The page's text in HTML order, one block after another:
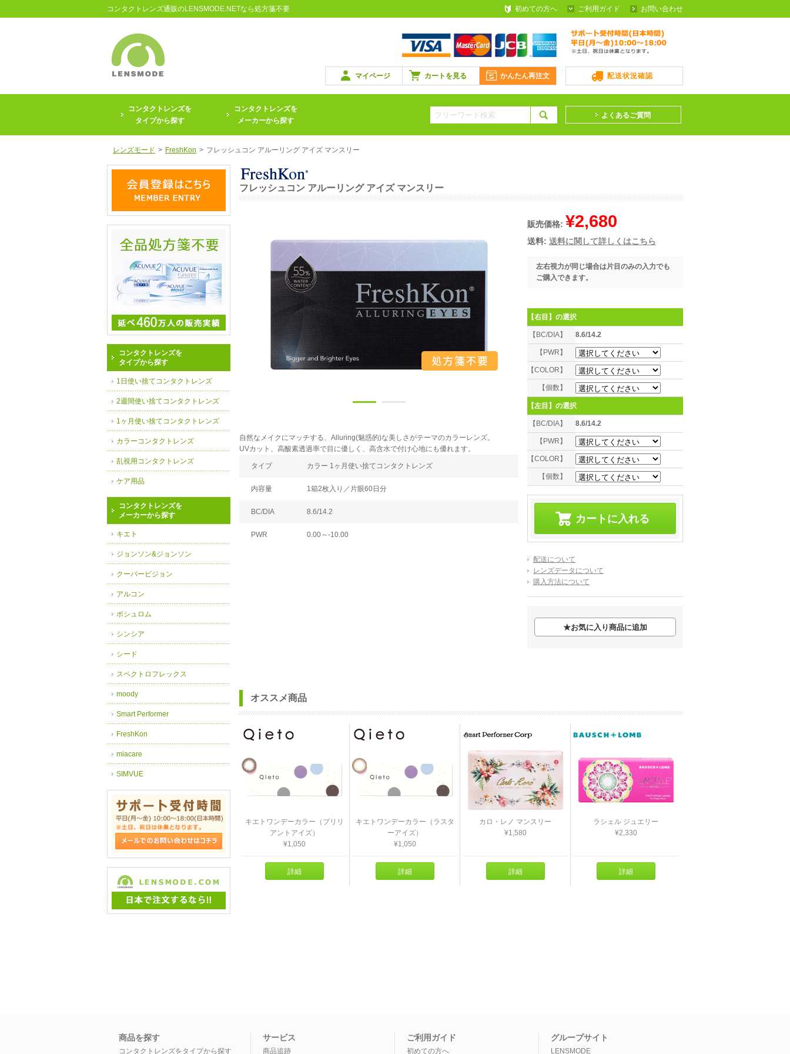
コンタクトレンズ通販のLENSMODE.NETなら処方箋不要 初めての方へ ご利用ガイド お問い合わせ
かんたん再注文
カートを見る
マイページ 配送状況確認
コンタクトレンズを
タイプから探す
コンタクトレンズを
メーカーから探す
よくあるご質問
レンズモード > FreshKon > フレッシュコン アルーリング アイズ マンスリー
フレッシュコン アルーリング アイズ マンスリー
自然なメイクにマッチする、Alluring(魅惑的)な美しさがテーマのカラーレンズ。
UVカット、高酸素透過率で目に優しく、高含水で付け心地にも優れます。
タイプ カラー 1ヶ月使い捨てコンタクトレンズ
内容量 1箱2枚入り／片眼60日分
BC/DIA 8.6/14.2
PWR 0.00～-10.00
販売価格: ¥2,680
送料: 送料に関して詳しくはこちら
左右視力が同じ場合は片目のみの入力でも
ご購入できます。
【右目】 の選択
【BC/DIA】 8.6/14.2
【PWR】
【COLOR】
【個数】
【左目】 の選択
【BC/DIA】 8.6/14.2
【PWR】
【COLOR】
【個数】
配送について
レンズデータについて
購入方法について
★お気に入り商品に追加
オススメ商品
キエトワンデーカラー（ブリリ
アントアイズ）
¥1,050
詳細
キエトワンデーカラー（ラスタ
ーアイズ）
¥1,050
詳細
カロ・レノ マンスリー
¥1,580
詳細
ラシェル ジュエリー
¥2,330
詳細
コンタクトレンズを
タイプから探す
1日使い捨てコンタクトレンズ
2週間使い捨てコンタクトレンズ
1ヶ月使い捨てコンタクトレンズ
カラーコンタクトレンズ
乱視用コンタクトレンズ
ケア用品
コンタクトレンズを
メーカーから探す
キエト
ジョンソン&ジョンソン
クーパービジョン
アルコン
ボシュロム
シンシア
シード
スペクトロフレックス
moody
Smart Performer
FreshKon
miacare
SIMVUE
商品を探す
コンタクトレンズをタイプから探す
サービス
商品追跡
ご利用ガイド
初めての方へ
グループサイト
LENSMODE